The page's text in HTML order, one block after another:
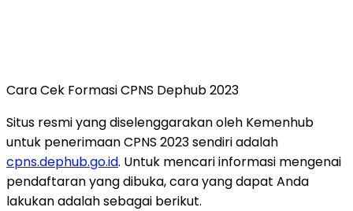
Cara Cek Formasi CPNS Dephub 2023
Situs resmi yang diselenggarakan oleh Kemenhub
untuk penerimaan CPNS 2023 sendiri adalah
cpns.dephub.go.id. Untuk mencari informasi mengenai
pendaftaran yang dibuka, cara yang dapat Anda
lakukan adalah sebagai berikut.